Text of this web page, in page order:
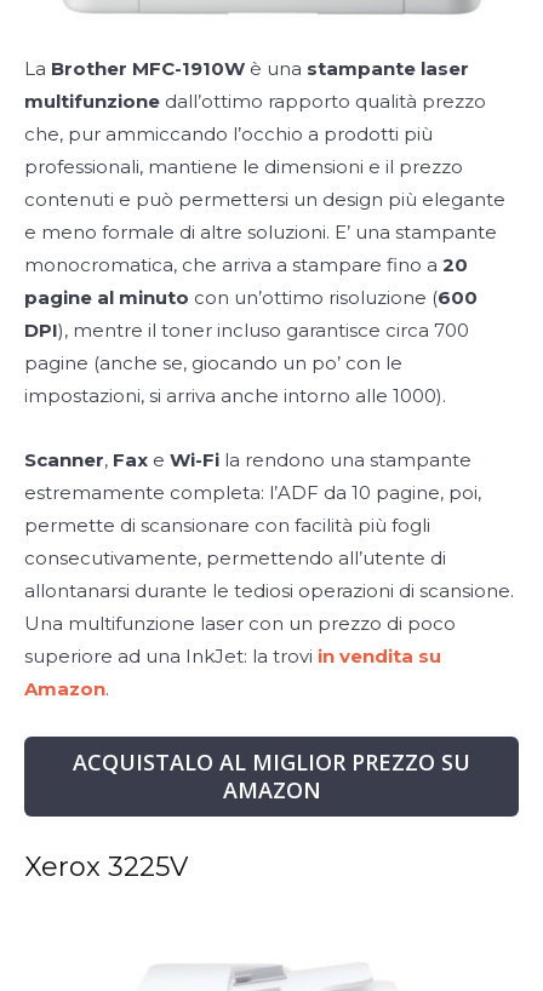
La Brother MFC-1910W è una stampante laser
multifunzione dall’ottimo rapporto qualità prezzo
che, pur ammiccando l’occhio a prodotti più
professionali, mantiene le dimensioni e il prezzo
contenuti e può permettersi un design più elegante
e meno formale di altre soluzioni. E’ una stampante
monocromatica, che arriva a stampare fino a 20
pagine al minuto con un’ottimo risoluzione (600
DPI), mentre il toner incluso garantisce circa 700
pagine (anche se, giocando un po’ con le
impostazioni, si arriva anche intorno alle 1000).
Scanner, Fax e Wi-Fi la rendono una stampante
estremamente completa: l’ADF da 10 pagine, poi,
permette di scansionare con facilità più fogli
consecutivamente, permettendo all’utente di
allontanarsi durante le tediosi operazioni di scansione.
Una multifunzione laser con un prezzo di poco
superiore ad una InkJet: la trovi in vendita su
Amazon.
ACQUISTALO AL MIGLIOR PREZZO SU
AMAZON
Xerox 3225V